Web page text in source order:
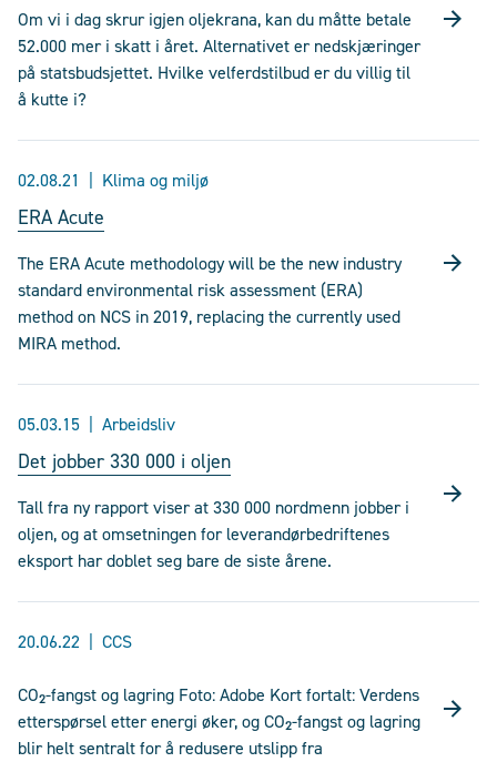
Om vi i dag skrur igjen oljekrana, kan du måtte betale
52.000 mer i skatt i året. Alternativet er nedskjæringer
på statsbudsjettet. Hvilke velferdstilbud er du villig til
å kutte i?
02.08.21 Klima og miljø
ERA Acute
The ERA Acute methodology will be the new industry
standard environmental risk assessment (ERA)
method on NCS in 2019, replacing the currently used
MIRA method.
05.03.15 Arbeidsliv
Det jobber 330 000 i oljen
Tall fra ny rapport viser at 330 000 nordmenn jobber i
oljen, og at omsetningen for leverandørbedriftenes
eksport har doblet seg bare de siste årene.
20.06.22 CCS
CO₂-fangst og lagring Foto: Adobe Kort fortalt: Verdens
etterspørsel etter energi øker, og CO₂-fangst og lagring
blir helt sentralt for å redusere utslipp fra